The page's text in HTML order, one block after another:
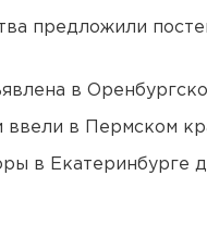
предложили
в
в Пермском
в Екатеринбурге